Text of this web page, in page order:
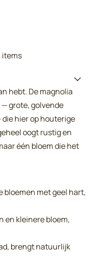
items
hebt. De magnolia
grote, golvende
hier op houterige
oogt rustig en
één bloem die het
met geel hart,
en kleinere bloem,
brengt natuurlijk